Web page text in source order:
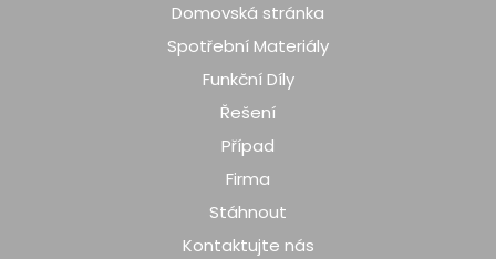
Domovská stránka
Spotřební Materiály
Funkční Díly
Řešení
Případ
Firma
Stáhnout
Kontaktujte nás